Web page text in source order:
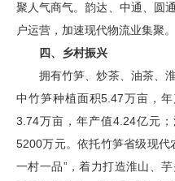
聚人气商气。韵达、中通、圆
户运营，加速现代物流业集聚。
四、乡村振兴
拥有竹笋、炒茶、油茶、淮
中竹笋种植面积5.47万亩，
3.74万亩，年产值4.24亿元
5200万元。依托竹笋省级现代
一村一品”，着力打造淮山、